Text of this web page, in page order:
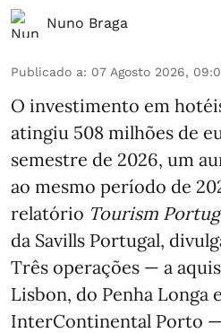
Nuno Braga
Publicado a: 07 Agosto 2026,
O investimento em
atingiu 508 milhões de
semestre de 2026, um
ao mesmo período de
relatório Tourism
da Savills Portugal,
Três operações — a
Lisbon, do Penha Longa
InterContinental Porto